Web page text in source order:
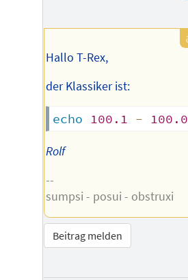
Hallo T-Rex,
der Klassiker ist:
echo 100.1 - 100.0
Rolf
--
sumpsi - posui - obstruxi
Beitrag melden